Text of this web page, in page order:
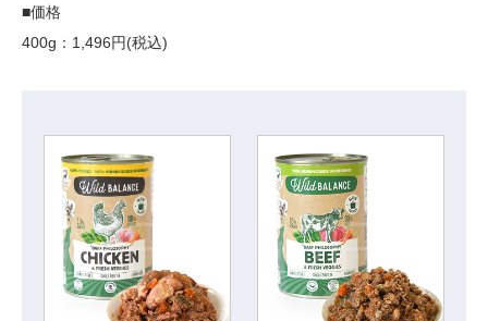
■価格
400g：1,496円(税込)